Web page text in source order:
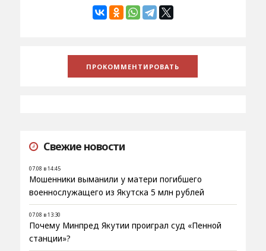
Свежие новости
07.08 в 14:45
Мошенники выманили у матери погибшего
военнослужащего из Якутска 5 млн рублей
07.08 в 13:30
Почему Минпред Якутии проиграл суд «Пенной
станции»?